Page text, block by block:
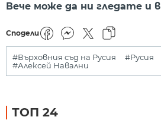
Вече може да ни гледате и в
Сподели
#Върховния съд на Русия
#Русия
#Алексей Навални
ТОП 24